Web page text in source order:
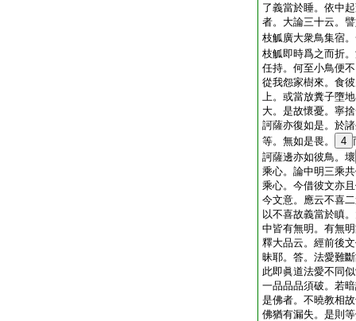
了義當於睡。依中
者。大論三十云。
枝觚廣大衆鳥集宿
枝觚即時爲之而折
任持。何至小鳥便
從我怨家樹來。食
上。或當放糞子墮
大。是故懷憂。寧
訶薩亦復如是。於
等。無如是畏。
4
訶薩邊亦如彼鳥。壞
乘心。論中明三乘
乘心。今借彼文亦
今文意。應云不喜
以不喜故義當於瞋
中皆有無明。有無
釋大品云。經前後
昧耶。答。法愛難
此即眞道法愛不同
一品品品須破。若
是佛者。不曉教相
佛猶有漏失。是則